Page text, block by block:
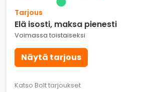
Tarjous
Elä isosti, maksa pienesti
Voimassa toistaiseksi
Näytä tarjous
Katso Bolt tarjoukset